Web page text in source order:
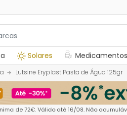
Solares Medicamentos
Lutsine Eryplast Pasta de Água 125gr
de 72€. Válido até 16/08. Não